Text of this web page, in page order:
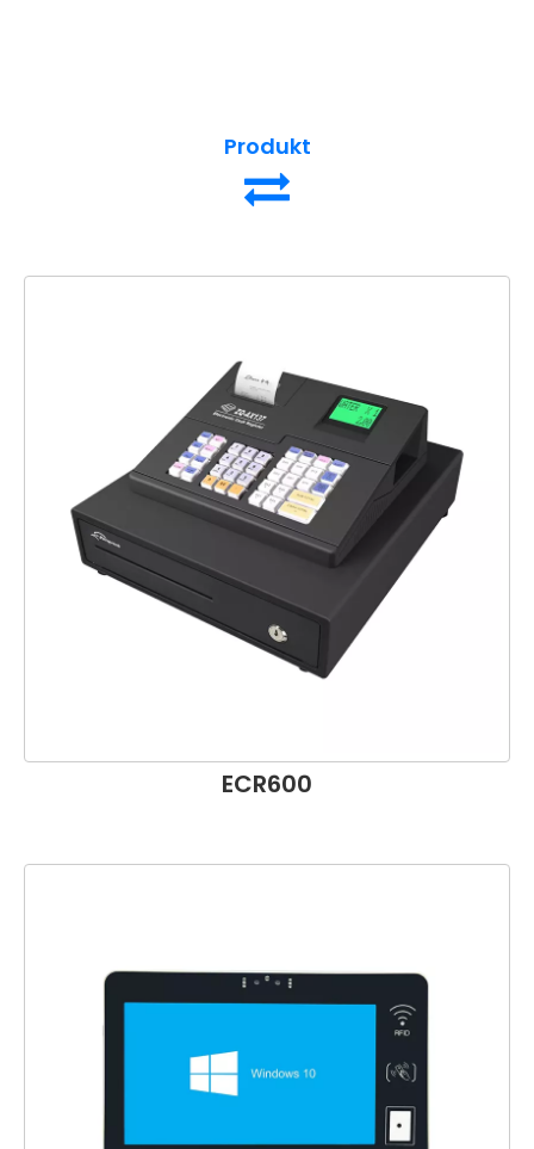
Produkt
ECR600